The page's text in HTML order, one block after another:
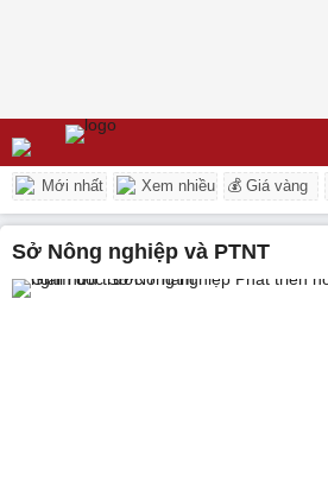
Mới nhất Xem nhiều 💰 Giá vàng
Sở Nông nghiệp và PTNT